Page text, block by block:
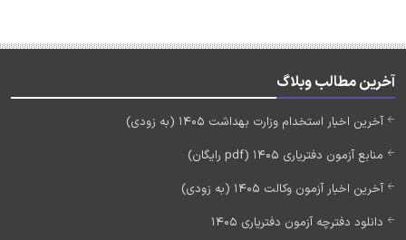
آخرین مطالب وبلاگ
آخرین اخبار استخدام وزارت بهداشت 1405 (به زودی)
منابع آزمون دفتریاری 1405 (pdf رایگان)
آخرین اخبار آزمون وکالت 1405 (به زودی)
دانلود دفترچه آزمون دفتریاری 1405